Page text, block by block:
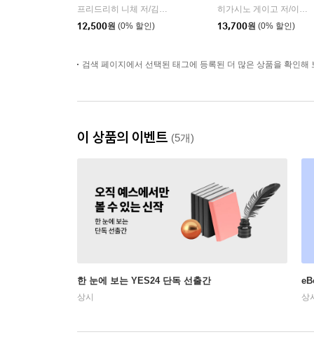
프리드리히 니체 저/김철 편역
12,500원 (0% 할인)
히가시노 게이고 저/이선희 역
13,700원 (0% 할인)
검색 페이지에서 선택된 태그에 등록된 더 많은 상품을 확인해
이 상품의 이벤트 (5개)
한 눈에 보는 YES24 단독 선출간
상시 상